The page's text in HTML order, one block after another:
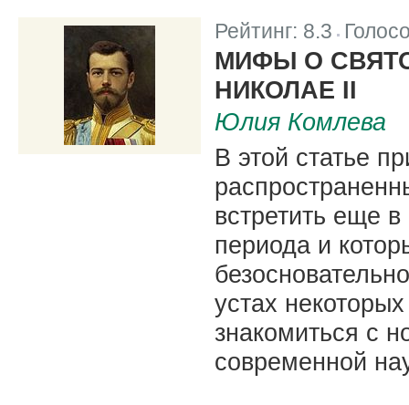
Рейтинг: 8.3
МИФЫ О
НИКОЛАЕ II
Юлия Комлева
В этой статье
встретить еще в
периода и
устах
знакомиться с
современной